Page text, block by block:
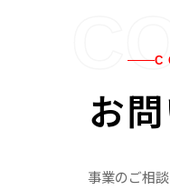
サービス
所属アーティス
お
事業のご相